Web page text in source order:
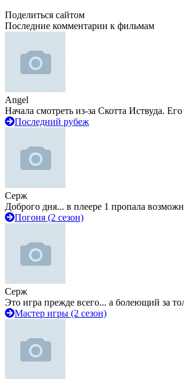
Поделиться сайтом
Последние комментарии к фильмам
Angel
Начала смотреть из-за Скотта Иствуда.
Последний рубеж
Серж
Доброго дня... в плеере 1 пропала
Погоня (2 сезон)
Серж
Это игра прежде всего... а болеющий за
Мастер игры (2 сезон)